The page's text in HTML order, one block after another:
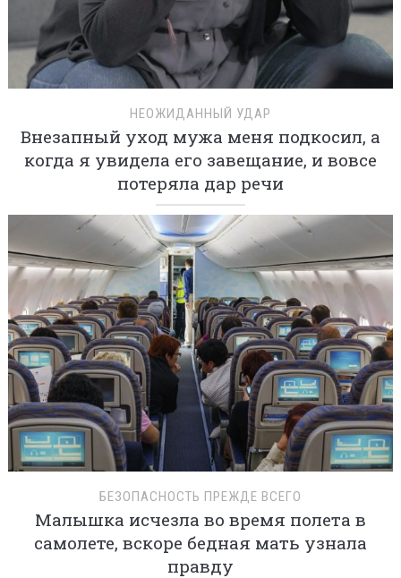
НЕОЖИДАННЫЙ УДАР
Внезапный уход мужа меня подкосил, а
когда я увидела его завещание, и вовсе
потеряла дар речи
БЕЗОПАСНОСТЬ ПРЕЖДЕ ВСЕГО
Малышка исчезла во время полета в
самолете, вскоре бедная мать узнала
правду